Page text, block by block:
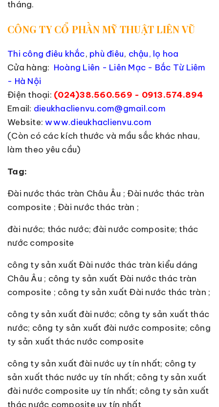
tháng.
CÔNG TY CỔ PHẦN MỸ THUẬT LIÊN VŨ
Thi công điêu khắc, phù điêu, chậu, lọ hoa
Cửa hàng: Hoàng Liên - Liên Mạc - Bắc Từ Liêm
- Hà Nội
Điện thoại: (024)38.560.569 - 0913.574.894
Email: dieukhaclienvu.com@gmail.com
Website:www.dieukhaclienvu.com
(Còn có các kích thước và mầu sắc khác nhau,
làm theo yêu cầu)
Tag:
Đài nước thác tràn Châu Âu ; Đài nước thác tràn
composite ; Đài nước thác tràn ;
đài nước; thác nước; đài nước composite; thác
nước composite
công ty sản xuất Đài nước thác tràn kiểu dáng
Châu Âu ; công ty sản xuất Đài nước thác tràn
composite ; công ty sản xuất Đài nước thác tràn ;
công ty sản xuất đài nước; công ty sản xuất thác
nước; công ty sản xuất đài nước composite; công
ty sản xuất thác nước composite
công ty sản xuất đài nước uy tín nhất; công ty
sản xuất thác nước uy tín nhất; công ty sản xuất
đài nước composite uy tín nhất; công ty sản xuất
thác nước composite uy tín nhất